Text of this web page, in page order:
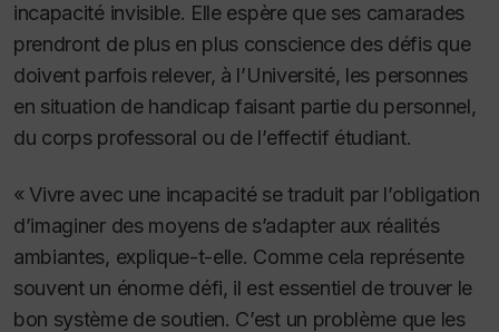
incapacité invisible. Elle espère que ses camarades
prendront de plus en plus conscience des défis que
doivent parfois relever, à l’Université, les personnes
en situation de handicap faisant partie du personnel,
du corps professoral ou de l’effectif étudiant.
« Vivre avec une incapacité se traduit par l’obligation
d’imaginer des moyens de s’adapter aux réalités
ambiantes, explique-t-elle. Comme cela représente
souvent un énorme défi, il est essentiel de trouver le
bon système de soutien. C’est un problème que les